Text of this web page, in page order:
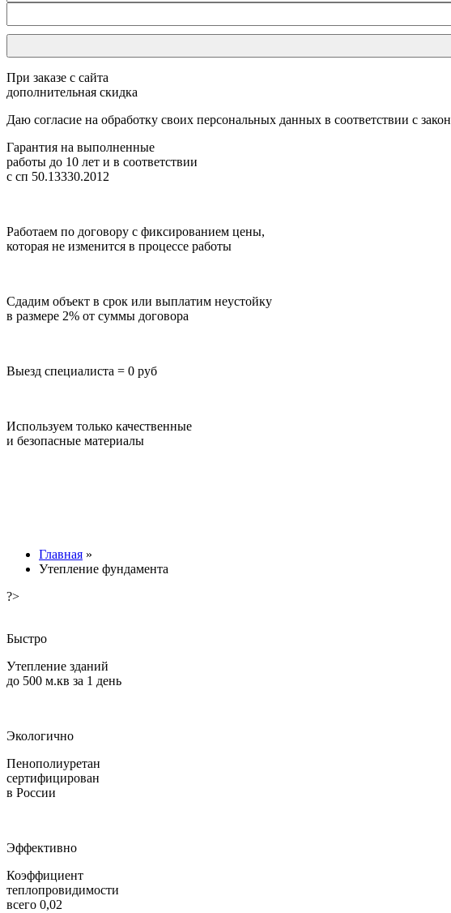
При заказе с сайта
дополнительная скидка
Даю согласие на обработку своих персональных данных в соответствии с
Гарантия на выполненные
работы до 10 лет и в соответствии
с сп 50.13330.2012
Работаем по договору с фиксированием цены,
которая не изменится в процессе работы
Сдадим объект в срок или выплатим неустойку
в размере 2% от суммы договора
Выезд специалиста = 0 руб
Используем только качественные
и безопасные материалы
Главная »
Утепление фундамента
?>
Быстро
Утепление зданий
до 500 м.кв за 1 день
Экологично
Пенополиуретан
сертифицирован
в России
Эффективно
Коэффициент
теплопровидимости
всего 0,02